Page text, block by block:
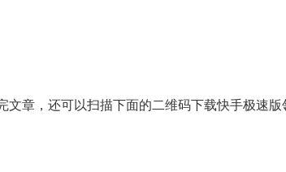
文章，还可以扫描下面的二维码下载快手极速版